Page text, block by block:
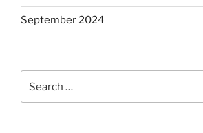
September 2024
for: